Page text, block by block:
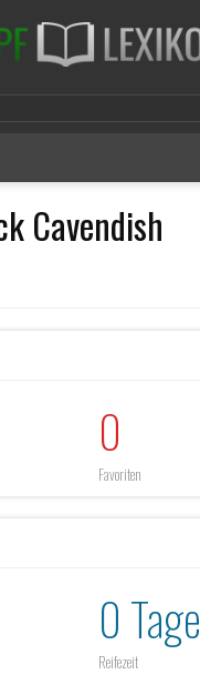
Cavendish
0
Favoriten
0 Tage
Reifezeit